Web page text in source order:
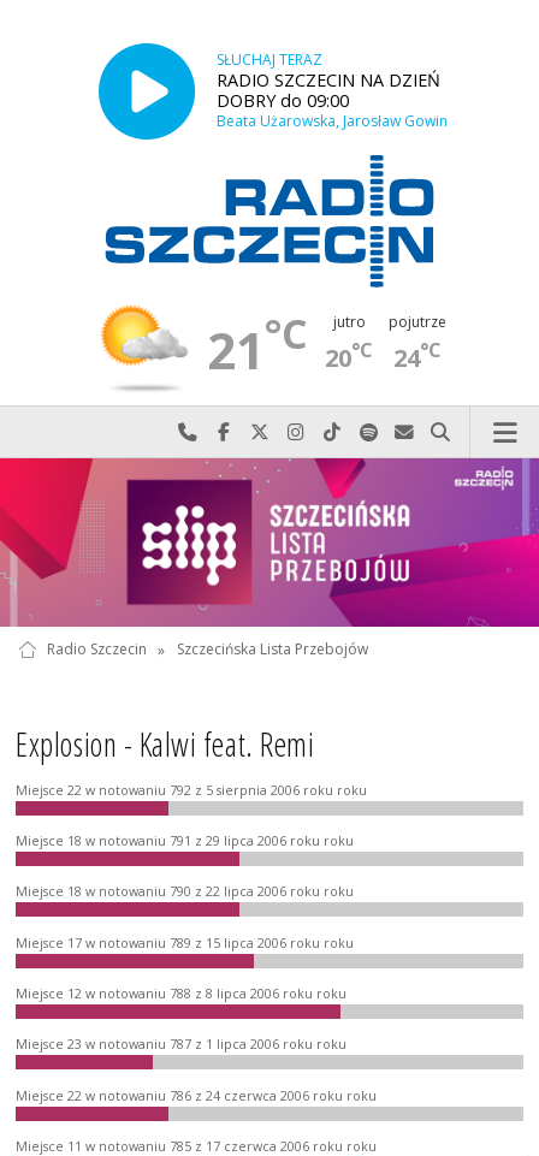
SŁUCHAJ TERAZ
RADIO SZCZECIN NA DZIEŃ
DOBRY do 09:00
Beata Użarowska, Jarosław Gowin
21°C jutro
20°C
pojutrze
24°C
Najlepiej po prostu do nas zadzwoń
Odwiedź nas na Facebook-u
Odwiedź nas na X
Odwiedź nas na Instagram-ie
Odwiedź nas na TikTok-u
Szukaj nas na Spotify
Wyślij do nas
Szukaj
Radio Szczecin » Szczecińska Lista Przebojów
Explosion - Kalwi feat. Remi
Miejsce 22 w notowaniu 792 z 5 sierpnia 2006 roku roku
Miejsce 18 w notowaniu 791 z 29 lipca 2006 roku roku
Miejsce 18 w notowaniu 790 z 22 lipca 2006 roku roku
Miejsce 17 w notowaniu 789 z 15 lipca 2006 roku roku
Miejsce 12 w notowaniu 788 z 8 lipca 2006 roku roku
Miejsce 23 w notowaniu 787 z 1 lipca 2006 roku roku
Miejsce 22 w notowaniu 786 z 24 czerwca 2006 roku roku
Miejsce 11 w notowaniu 785 z 17 czerwca 2006 roku roku